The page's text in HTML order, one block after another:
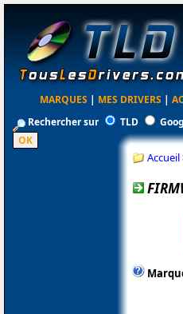
MARQUES | MES DRIVERS |
Rechercher sur
TLD
Accueil